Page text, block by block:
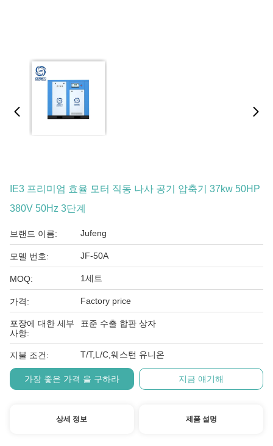
IE3 프리미엄 효율 모터 직동 나사 공기 압축기 37kw 50HP
380V 50Hz 3단계
브랜드 이름: Jufeng
모델 번호: JF-50A
MOQ: 1세트
가격: Factory price
포장에 대한 세부
사항:
표준 수출 합판 상자
지불 조건: T/T,L/C,웨스턴 유니온
가장 좋은 가격 을 구하라 지금 얘기해
상세 정보 제품 설명